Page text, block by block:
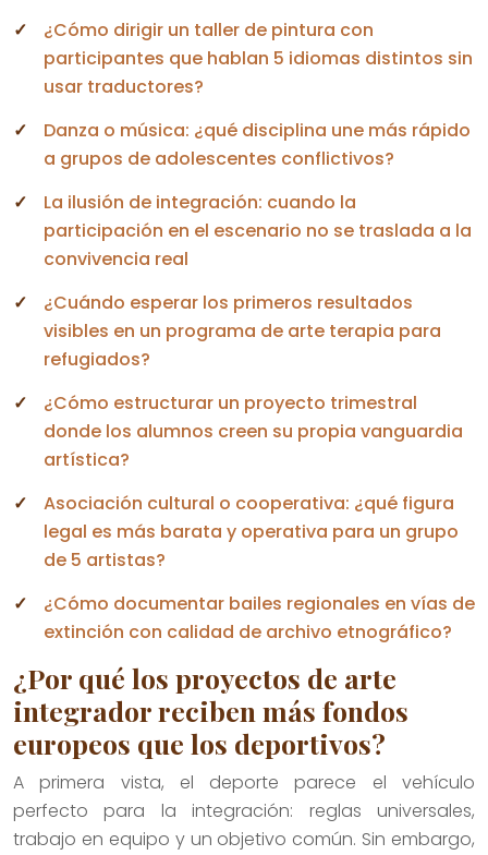
¿Cómo dirigir un taller de pintura con
participantes que hablan 5 idiomas distintos sin
usar traductores?
Danza o música: ¿qué disciplina une más rápido
a grupos de adolescentes conflictivos?
La ilusión de integración: cuando la
participación en el escenario no se traslada a la
convivencia real
¿Cuándo esperar los primeros resultados
visibles en un programa de arte terapia para
refugiados?
¿Cómo estructurar un proyecto trimestral
donde los alumnos creen su propia vanguardia
artística?
Asociación cultural o cooperativa: ¿qué figura
legal es más barata y operativa para un grupo
de 5 artistas?
¿Cómo documentar bailes regionales en vías de
extinción con calidad de archivo etnográfico?
¿Por qué los proyectos de arte
integrador reciben más fondos
europeos que los deportivos?
A primera vista, el deporte parece el vehículo
perfecto para la integración: reglas universales,
trabajo en equipo y un objetivo común. Sin embargo,